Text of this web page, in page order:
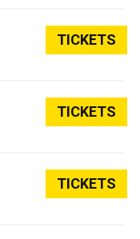
TICKETS
TICKETS
TICKETS